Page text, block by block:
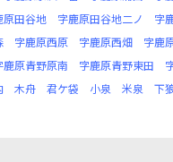
原田谷地 字鹿原田谷地二ノ 字
字鹿原西原 字鹿原西畑 字鹿
鹿原青野原南 字鹿原青野東田
木舟 君ケ袋 小泉 米泉 下